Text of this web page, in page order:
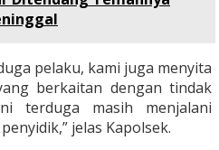
pelaku, kami juga menyita
berkaitan dengan tindak
terduga masih menjalani
jelas Kapolsek.